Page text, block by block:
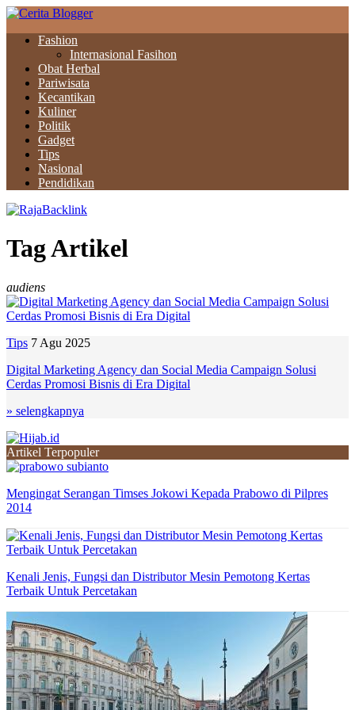
Fashion
Internasional Fasihon
Obat Herbal
Pariwisata
Kecantikan
Kuliner
Politik
Gadget
Tips
Nasional
Pendidikan
Tag Artikel
audiens
Tips 7 Agu 2025
Digital Marketing Agency dan Social Media Campaign Solusi
Cerdas Promosi Bisnis di Era Digital
» selengkapnya
Artikel Terpopuler
Mengingat Serangan Timses Jokowi Kepada Prabowo di Pilpres
2014
Kenali Jenis, Fungsi dan Distributor Mesin Pemotong Kertas
Terbaik Untuk Percetakan